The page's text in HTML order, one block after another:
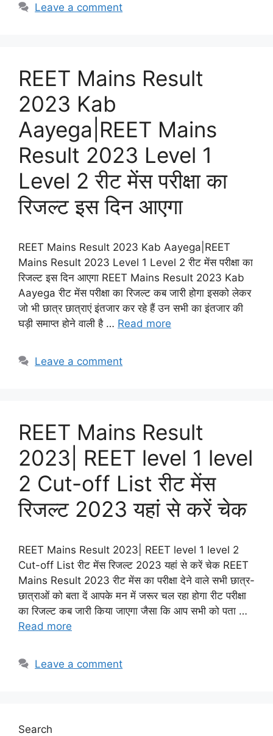
Leave a comment
REET Mains Result
2023 Kab
Aayega|REET Mains
Result 2023 Level 1
Level 2 रीट मेंस परीक्षा का
रिजल्ट इस दिन आएगा
REET Mains Result 2023 Kab Aayega|REET
Mains Result 2023 Level 1 Level 2 रीट मेंस परीक्षा का
रिजल्ट इस दिन आएगा REET Mains Result 2023 Kab
Aayega रीट मेंस परीक्षा का रिजल्ट कब जारी होगा इसको लेकर
जो भी छात्र छात्राएं इंतजार कर रहे हैं उन सभी का इंतजार की
घड़ी समाप्त होने वाली है … Read more
Leave a comment
REET Mains Result
2023| REET level 1 level
2 Cut-off List रीट मेंस
रिजल्ट 2023 यहां से करें चेक
REET Mains Result 2023| REET level 1 level 2
Cut-off List रीट मेंस रिजल्ट 2023 यहां से करें चेक REET
Mains Result 2023 रीट मेंस का परीक्षा देने वाले सभी छात्र-
छात्राओं को बता दें आपके मन में जरूर चल रहा होगा रीट परीक्षा
का रिजल्ट कब जारी किया जाएगा जैसा कि आप सभी को पता …
Read more
Leave a comment
Search